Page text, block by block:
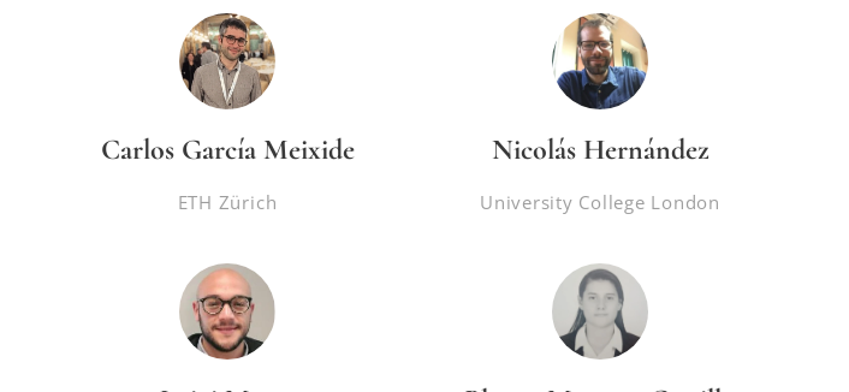
Carlos García Meixide
ETH Zürich
Nicolás Hernández
University College London